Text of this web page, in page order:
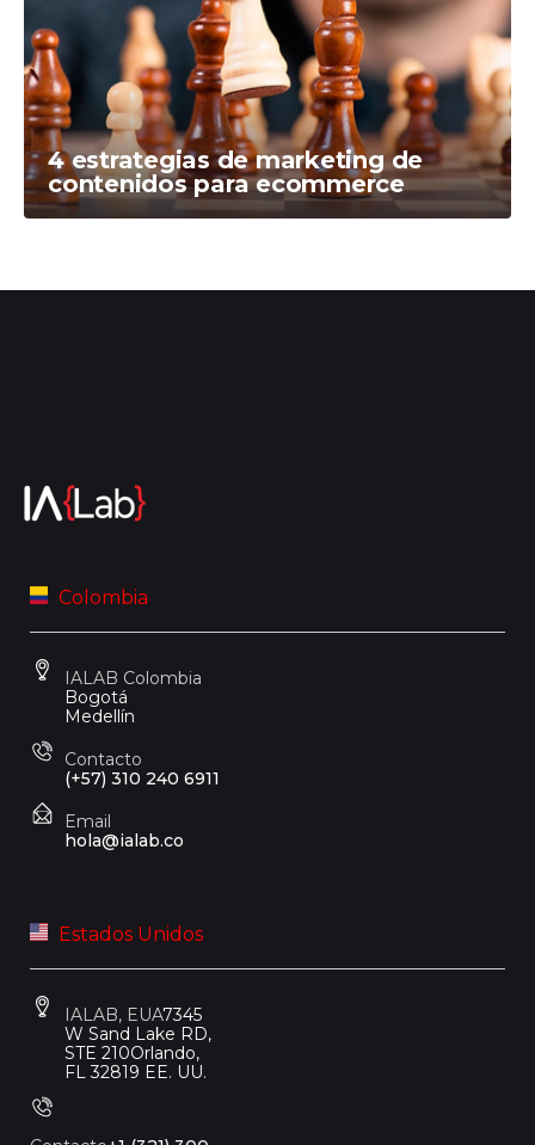
4 estrategias de marketing de
contenidos para ecommerce
Colombia
IALAB Colombia
Bogotá
Medellín
Contacto
(+57) 310 240 6911
Email
hola@ialab.co
Estados Unidos
IALAB, EUA7345
W Sand Lake RD,
STE 210Orlando,
FL 32819 EE. UU.